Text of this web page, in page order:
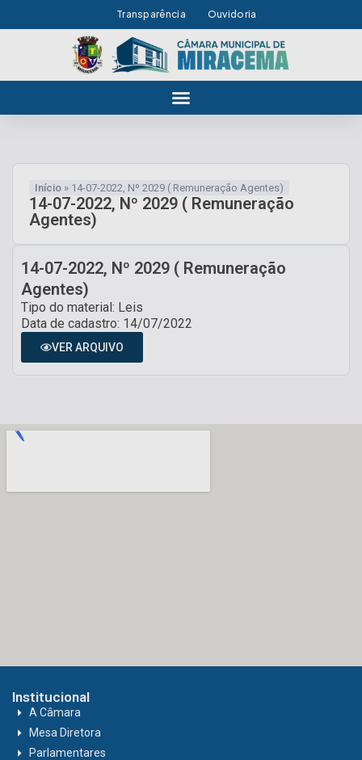
Transparência Ouvidoria
Início » 14-07-2022, Nº 2029 ( Remuneração Agentes)
14-07-2022, Nº 2029 ( Remuneração
Agentes)
14-07-2022, Nº 2029 ( Remuneração
Agentes)
Tipo do material: Leis
Data de cadastro: 14/07/2022
VER ARQUIVO
Institucional
A Câmara
Mesa Diretora
Parlamentares